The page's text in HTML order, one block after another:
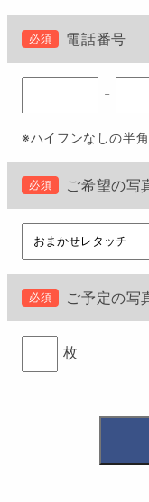
必須 電話番号
-
※ハイフンなしの半
必須 ご希望の写
必須 ご予定の写
枚